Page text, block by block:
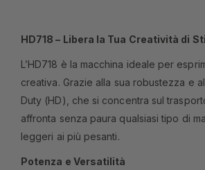
HD718 – Libera la Tua Creatività di
L’HD718 è la macchina ideale per
creativa. Grazie alla sua robustezza e
Duty (HD), che si concentra sul
affronta senza paura qualsiasi tipo di
leggeri ai più pesanti.
Potenza e Versatilità